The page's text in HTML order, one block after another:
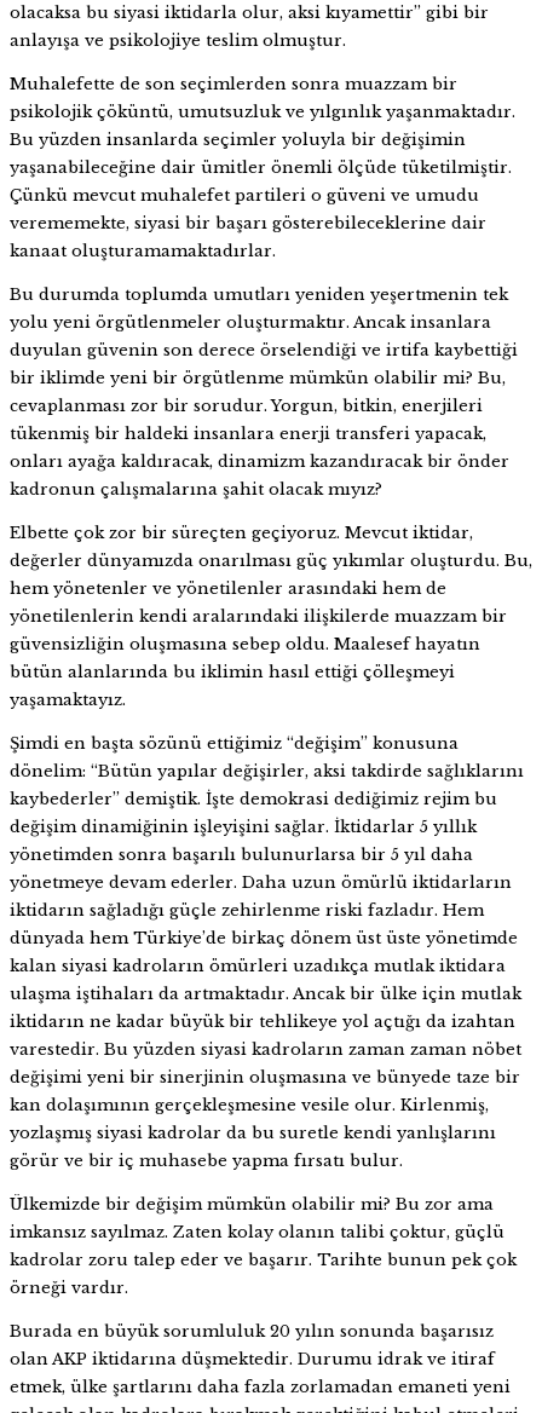
olacaksa bu siyasi iktidarla olur, aksi kıyamettir” gibi bir
anlayışa ve psikolojiye teslim olmuştur.
Muhalefette de son seçimlerden sonra muazzam bir
psikolojik çöküntü, umutsuzluk ve yılgınlık yaşanmaktadır.
Bu yüzden insanlarda seçimler yoluyla bir değişimin
yaşanabileceğine dair ümitler önemli ölçüde tüketilmiştir.
Çünkü mevcut muhalefet partileri o güveni ve umudu
verememekte, siyasi bir başarı gösterebileceklerine dair
kanaat oluşturamamaktadırlar.
Bu durumda toplumda umutları yeniden yeşertmenin tek
yolu yeni örgütlenmeler oluşturmaktır. Ancak insanlara
duyulan güvenin son derece örselendiği ve irtifa kaybettiği
bir iklimde yeni bir örgütlenme mümkün olabilir mi? Bu,
cevaplanması zor bir sorudur. Yorgun, bitkin, enerjileri
tükenmiş bir haldeki insanlara enerji transferi yapacak,
onları ayağa kaldıracak, dinamizm kazandıracak bir önder
kadronun çalışmalarına şahit olacak mıyız?
Elbette çok zor bir süreçten geçiyoruz. Mevcut iktidar,
değerler dünyamızda onarılması güç yıkımlar oluşturdu. Bu,
hem yönetenler ve yönetilenler arasındaki hem de
yönetilenlerin kendi aralarındaki ilişkilerde muazzam bir
güvensizliğin oluşmasına sebep oldu. Maalesef hayatın
bütün alanlarında bu iklimin hasıl ettiği çölleşmeyi
yaşamaktayız.
Şimdi en başta sözünü ettiğimiz “değişim” konusuna
dönelim: “Bütün yapılar değişirler, aksi takdirde sağlıklarını
kaybederler” demiştik. İşte demokrasi dediğimiz rejim bu
değişim dinamiğinin işleyişini sağlar. İktidarlar 5 yıllık
yönetimden sonra başarılı bulunurlarsa bir 5 yıl daha
yönetmeye devam ederler. Daha uzun ömürlü iktidarların
iktidarın sağladığı güçle zehirlenme riski fazladır. Hem
dünyada hem Türkiye’de birkaç dönem üst üste yönetimde
kalan siyasi kadroların ömürleri uzadıkça mutlak iktidara
ulaşma iştihaları da artmaktadır. Ancak bir ülke için mutlak
iktidarın ne kadar büyük bir tehlikeye yol açtığı da izahtan
varestedir. Bu yüzden siyasi kadroların zaman zaman nöbet
değişimi yeni bir sinerjinin oluşmasına ve bünyede taze bir
kan dolaşımının gerçekleşmesine vesile olur. Kirlenmiş,
yozlaşmış siyasi kadrolar da bu suretle kendi yanlışlarını
görür ve bir iç muhasebe yapma fırsatı bulur.
Ülkemizde bir değişim mümkün olabilir mi? Bu zor ama
imkansız sayılmaz. Zaten kolay olanın talibi çoktur, güçlü
kadrolar zoru talep eder ve başarır. Tarihte bunun pek çok
örneği vardır.
Burada en büyük sorumluluk 20 yılın sonunda başarısız
olan AKP iktidarına düşmektedir. Durumu idrak ve itiraf
etmek, ülke şartlarını daha fazla zorlamadan emaneti yeni